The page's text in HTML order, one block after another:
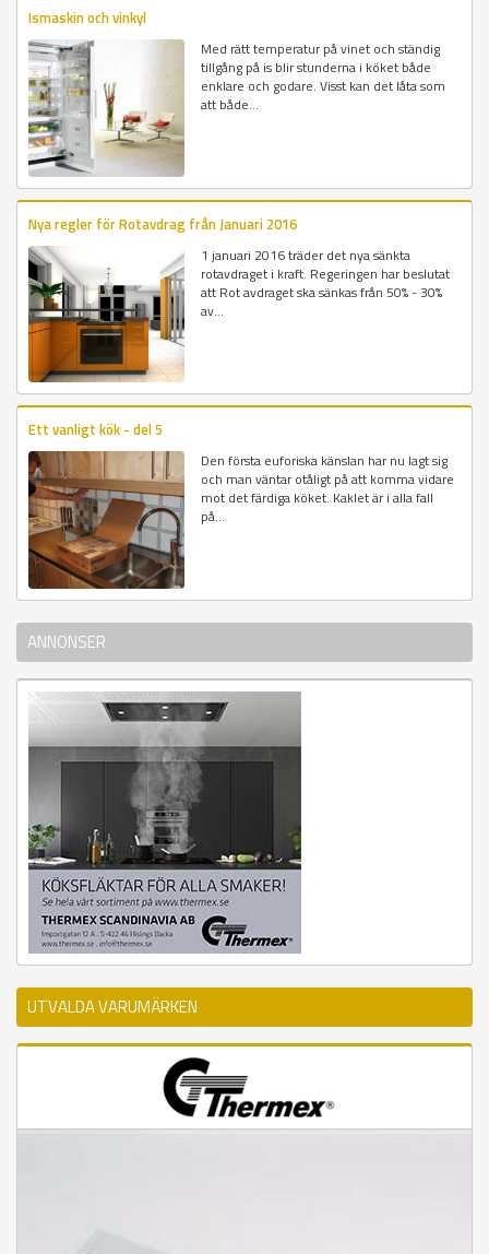
Ismaskin och vinkyl
Med rätt temperatur på vinet och ständig
tillgång på is blir stunderna i köket både
enklare och godare. Visst kan det låta som
att både...
Nya regler för Rotavdrag från Januari 2016
1 januari 2016 träder det nya sänkta
rotavdraget i kraft. Regeringen har beslutat
att Rot avdraget ska sänkas från 50% - 30%
av...
Ett vanligt kök - del 5
Den första euforiska känslan har nu lagt sig
och man väntar otåligt på att komma vidare
mot det färdiga köket. Kaklet är i alla fall
på...
ANNONSER
UTVALDA VARUMÄRKEN